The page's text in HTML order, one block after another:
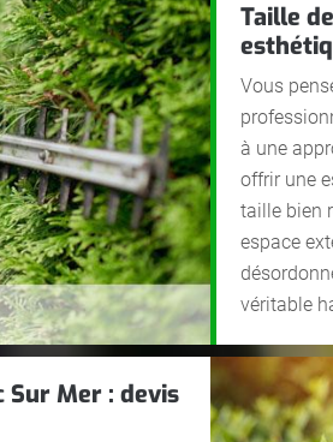
Taille
Vous
à une
offrir une
taille bien
espace
véritable
Sur Mer : devis